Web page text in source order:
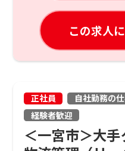
この求人
正社員 自社勤務の
経験者歓迎
＜一宮市＞大